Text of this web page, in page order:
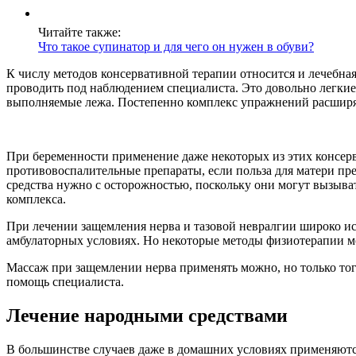
Читайте также:
Что такое супинатор и для чего он нужен в обуви?
К числу методов консервативной терапии относится и
проводить под наблюдением специалиста. Это довольно
выполняемые лежа. Постепенно комплекс упражнений
При беременности применение даже некоторых из этих
противовоспалительные препараты, если польза для матери
средства нужно с осторожностью, поскольку они могут
комплекса.
При лечении защемления нерва и тазовой невралгии широко
амбулаторных условиях. Но некоторые методы
Массаж при защемлении нерва применять можно, но только
помощь специалиста.
Лечение народными средствами
В большинстве случаев даже в домашних условиях